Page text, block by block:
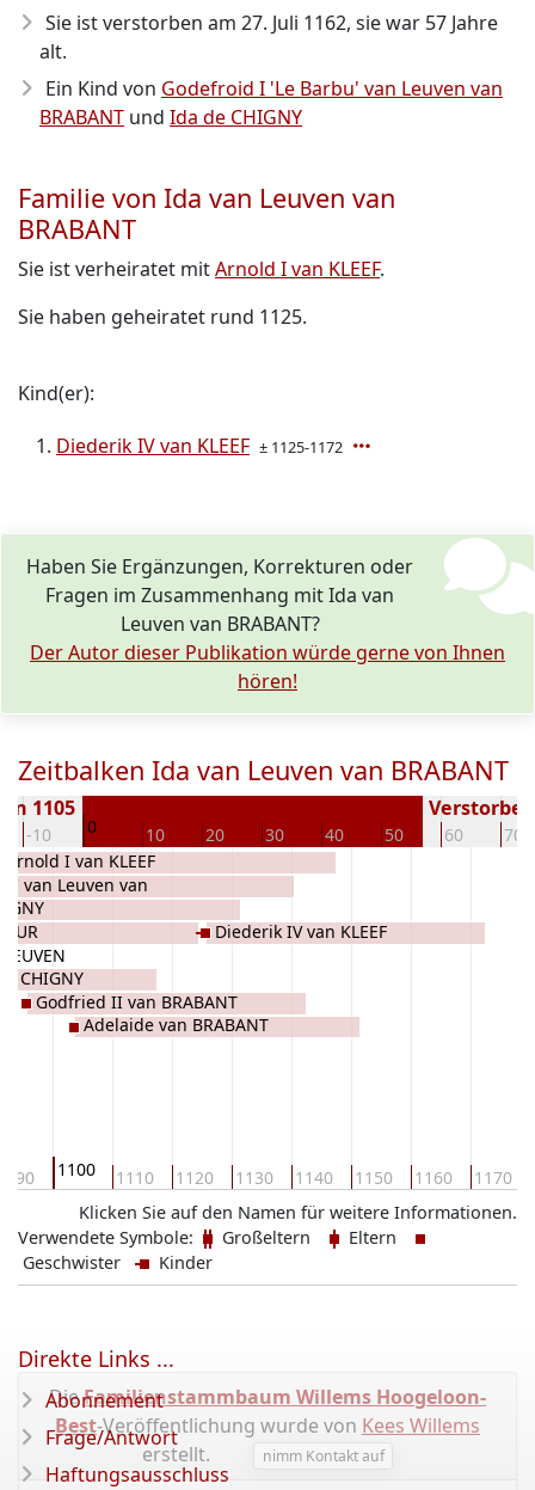
Sie ist verstorben am 27. Juli 1162, sie war 57 Jahre
alt.
Ein Kind von Godefroid I 'Le Barbu' van Leuven van
BRABANT und Ida de CHIGNY
Familie von Ida van Leuven van
BRABANT
Sie ist verheiratet mitArnold I van KLEEF.
Sie haben geheiratet rund 1125.
Kind(er):
Diederik IV van KLEEF ± 1125-1172
Haben Sie Ergänzungen, Korrekturen oder
Fragen im Zusammenhang mit Ida van
Leuven van BRABANT?
Der Autor dieser Publikation würde gerne von Ihnen
hören!
Zeitbalken Ida van Leuven van BRABANT
-10 0 10 20 30 40 50 60 70
1105
1100 1110 1120 1130 1140 1150 1160 1170
van Leuven van
CHIGNY
Arnold I van KLEEF
Godfried II van BRABANT
Adelaide van BRABANT
Diederik IV van KLEEF
Klicken Sie auf den Namen für weitere Informationen.
Verwendete Symbole:
Großeltern
Eltern
Geschwister
Kinder
DieFamilienstammbaum Willems Hoogeloon-
Best-Veröffentlichung wurde von Kees Willems
erstellt.
nimm Kontakt auf
Direkte Links ...
Abonnement
Frage/Antwort
Haftungsausschluss